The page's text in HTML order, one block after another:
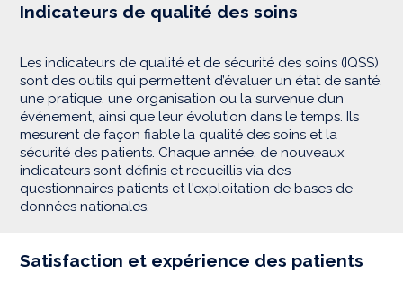
Indicateurs de qualité des soins
Les indicateurs de qualité et de sécurité des soins (IQSS)
sont des outils qui permettent d’évaluer un état de santé,
une pratique, une organisation ou la survenue d’un
événement, ainsi que leur évolution dans le temps. Ils
mesurent de façon fiable la qualité des soins et la
sécurité des patients. Chaque année, de nouveaux
indicateurs sont définis et recueillis via des
questionnaires patients et l'exploitation de bases de
données nationales.
Satisfaction et expérience des patients